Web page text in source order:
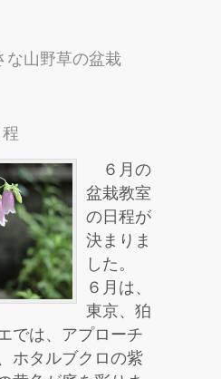
な山野草の盆栽
６月の
盆栽教室
の日程が
決まりま
した。
６月は、
東京、狛
では、アプローチ
ホタルブクロの紫